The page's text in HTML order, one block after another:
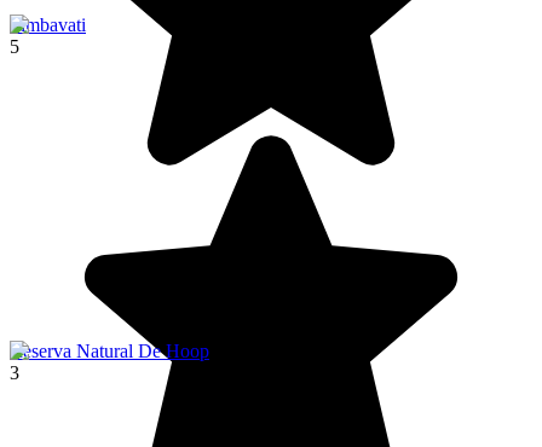
Timbavati
5
Reserva Natural De Hoop
3